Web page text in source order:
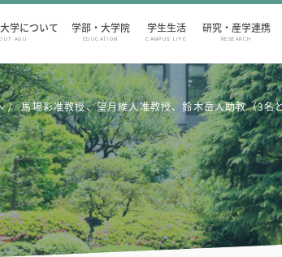
学について
AGU
学部・大学院
EDUCATION
学生生活
CAMPUS LIFE
研究・産学連携
RESEARCH
馬場彩准教授、望月維人准教授、鈴木岳人助教（3